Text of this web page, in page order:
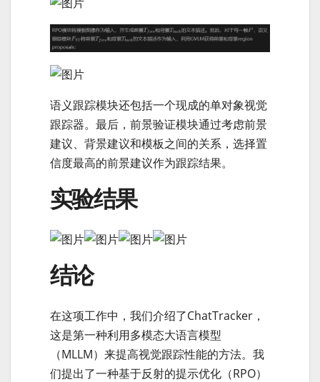
语义跟踪模块还包括一个现成的单对象视觉
跟踪器。最后，前景验证模块通过考虑前景
建议、背景建议和模板之间的关系，选择置
信度最高的前景建议作为跟踪结果。
实验结果
结论
在这项工作中，我们介绍了ChatTracker，
这是第一种利用多模态大语言模型
（MLLM）来提高视觉跟踪性能的方法。我
们提出了一种基于反射的提示优化（RPO）